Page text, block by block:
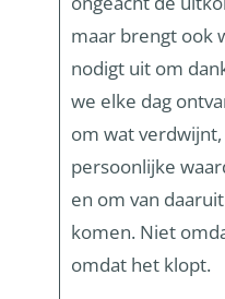
maar brengt ook
nodigt uit om
we elke dag
om wat
persoonlijke
en om van
komen. Niet
omdat het klopt.